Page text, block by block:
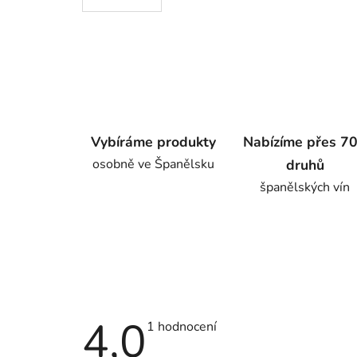
Vybíráme produkty
osobně ve Španělsku
Nabízíme přes
druhů
španělských vín
4,0 Průměrné
1 hodnocení